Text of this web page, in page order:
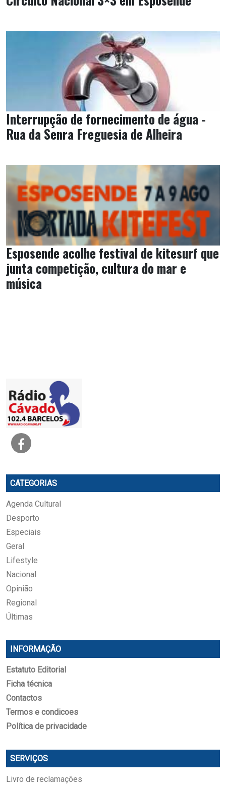
Interrupção de fornecimento de água -
Rua da Senra Freguesia de Alheira
Esposende acolhe festival de kitesurf que
junta competição, cultura do mar e
música
CATEGORIAS
Agenda Cultural
Desporto
Especiais
Geral
Lifestyle
Nacional
Opinião
Regional
Últimas
INFORMAÇÃO
Estatuto Editorial
Ficha técnica
Contactos
Termos e condicoes
Política de privacidade
SERVIÇOS
Livro de reclamações